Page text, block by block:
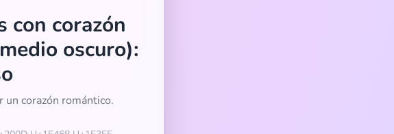
con corazón
oscuro):
corazón romántico.